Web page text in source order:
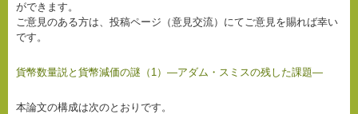
ができます。
ご意見のある方は、投稿ページ（意見交流）にてご意見を賜れば幸い
です。
貨幣数量説と貨幣減価の謎（1）―アダム・スミスの残した課題―
本論文の構成は次のとおりです。